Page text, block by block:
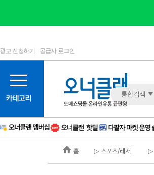
11등급
12등급
15등급
16등급
광고 신청하기 공급사 로그인
통합검색
홈 ▷ 스포츠/레저 ▷